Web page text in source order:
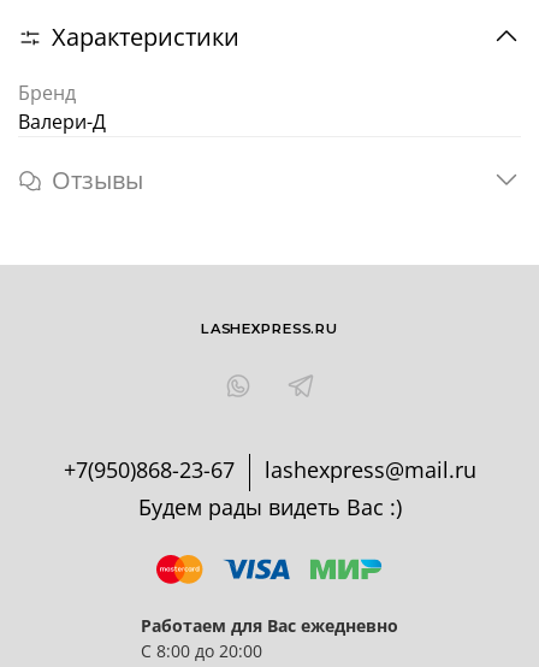
Характеристики
Бренд
Валери-Д
Отзывы
+7(950)868-23-67
lashexpress@mail.ru
Будем рады видеть Вас :)
LASHEXPRESS.RU
Работаем для Вас ежедневно
С 8:00 до 20:00